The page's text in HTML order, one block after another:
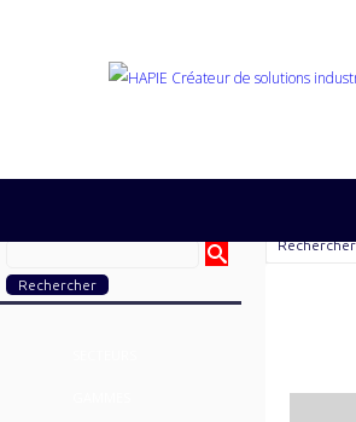
Rechercher